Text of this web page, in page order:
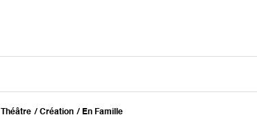
Théâtre Création En Famille